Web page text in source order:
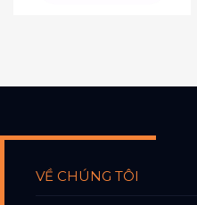
VỀ CHÚNG TÔI